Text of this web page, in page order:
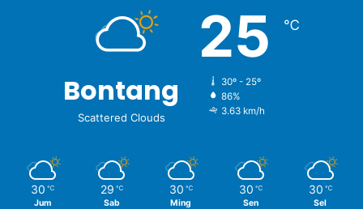
Bontang
Scattered Clouds
25 ℃
30º - 25º
86%
3.63 km/h
30 ℃
Jum
29 ℃
Sab
30 ℃
Ming
30 ℃
Sen
30 ℃
Sel